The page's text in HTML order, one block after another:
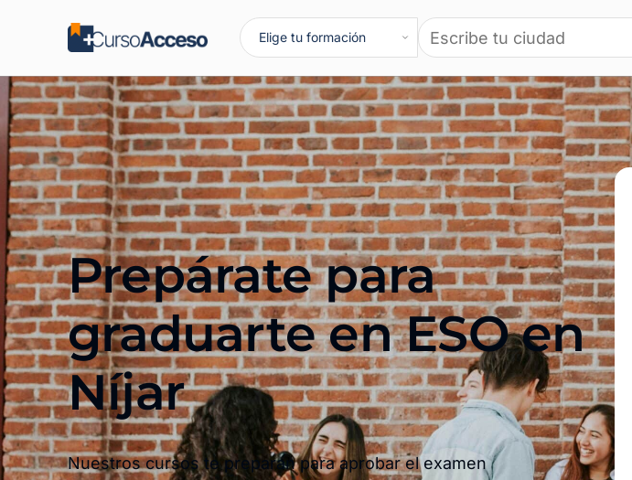
Prepárate para
graduarte en ESO en
Níjar
Nuestros cursos te preparan para aprobar el examen